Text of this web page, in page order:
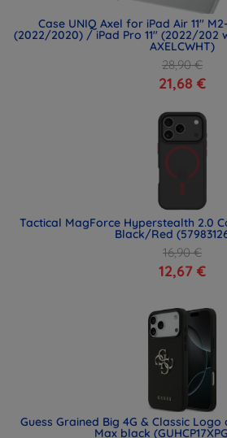
Case UNIQ Axel for iPad Air 11"
(2022/2020) / iPad Pro 11" (2022/202
AXELCWHT)
28,90 €
21,68 €
Tactical MagForce Hyperstealth 2.0
Black/Red
16,90 €
12,67 €
Guess Grained Big 4G & Classic Logo
Max black